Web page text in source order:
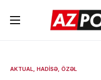
AKTUAL HADISƏ ÖZƏL